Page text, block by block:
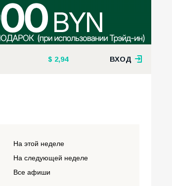
2,94 ВХОД
На этой неделе
На следующей неделе
Все афиши